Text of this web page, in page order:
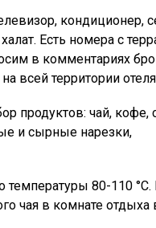
кондиционер,
Есть номера с
в комментариях
всей территории
продуктов: чай, кофе,
и сырные нарезки,
температуры 80-110
чая в комнате отдыха